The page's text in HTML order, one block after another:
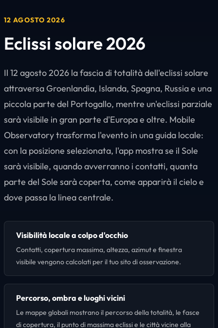
12 AGOSTO 2026
Eclissi solare 2026
Il 12 agosto 2026 la fascia di totalità dell'eclissi solare
attraversa Groenlandia, Islanda, Spagna, Russia e una
piccola parte del Portogallo, mentre un'eclissi parziale
sarà visibile in gran parte d'Europa e oltre. Mobile
Observatory trasforma l'evento in una guida locale:
con la posizione selezionata, l'app mostra se il Sole
sarà visibile, quando avverranno i contatti, quanta
parte del Sole sarà coperta, come apparirà il cielo e
dove passa la linea centrale.
Visibilità locale a colpo d'occhio
Contatti, copertura massima, altezza, azimut e finestra
visibile vengono calcolati per il tuo sito di osservazione.
Percorso, ombra e luoghi vicini
Le mappe globali mostrano il percorso della totalità, le fasce
di copertura, il punto di massima eclissi e le città vicine alla